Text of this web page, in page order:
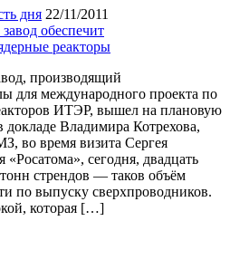
дня 22/11/2011
производящий
для международного проекта по
ИТЭР, вышел на плановую
Владимира Котрехова,
во время визита Сергея
сегодня, двадцать
стрендов — таков объём
по выпуску сверхпроводников.
которая […]